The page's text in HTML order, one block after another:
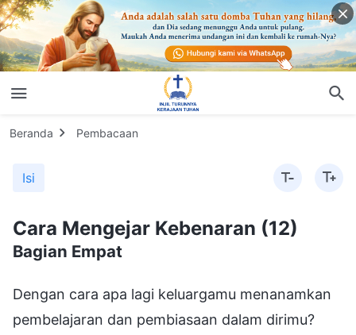
Beranda Pembacaan
Isi
Cara Mengejar Kebenaran (12)
Bagian Empat
Dengan cara apa lagi keluargamu menanamkan
pembelajaran dan pembiasaan dalam dirimu?